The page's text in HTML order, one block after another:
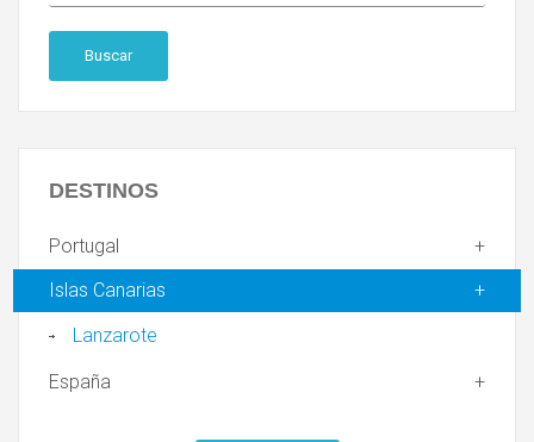
Buscar
DESTINOS
Portugal
Islas Canarias
Lanzarote
España